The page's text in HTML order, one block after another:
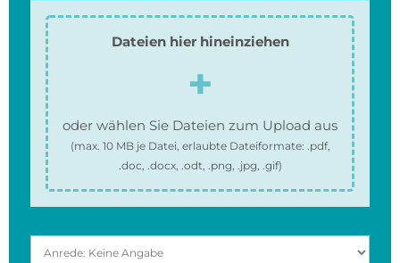
Dateien hier hineinziehen
oder wählen Sie Dateien zum Upload aus
(max. 10 MBje Datei, erlaubte Dateiformate: .pdf,
.doc, .docx, .odt, .png, .jpg, .gif)